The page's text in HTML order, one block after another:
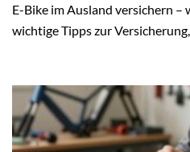
E-Bike im Ausland versichern –
wichtige Tipps zur